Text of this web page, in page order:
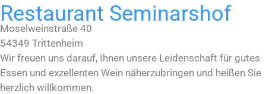
Restaurant Seminarshof
Moselweinstraße 40
54349 Trittenheim
Wir freuen uns darauf, Ihnen unsere Leiden­schaft für gutes
Essen und exzellenten Wein näherzubringen und heißen Sie
herzlich willkommen.